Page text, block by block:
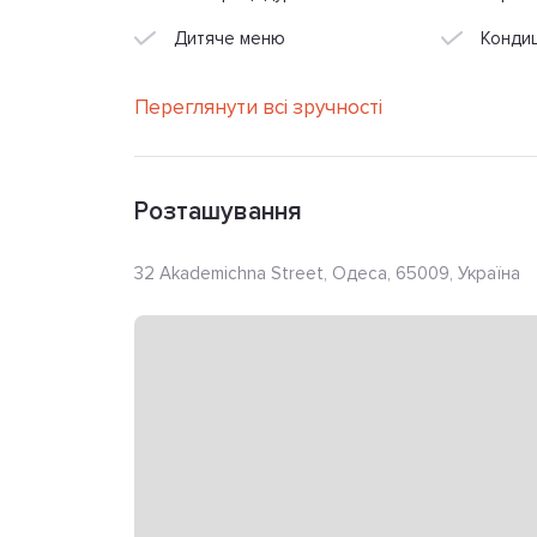
Дитяче меню
Переглянути всі зручності
Розташування
32 Akademichna Street, Одеса, 65009, Україна